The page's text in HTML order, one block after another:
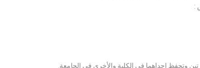
:
وتحفظ احداهما في الكلية والأخرى في الجامعة.